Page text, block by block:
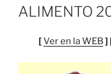
EL
ALIMENTO
[Ver en la WEB]